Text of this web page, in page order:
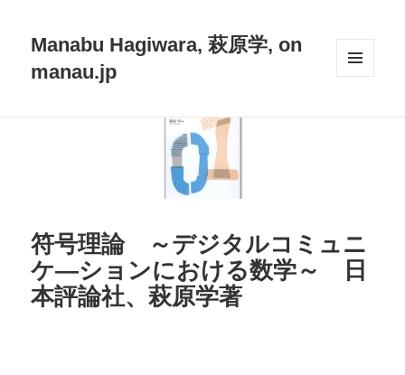
Manabu Hagiwara, 萩原学, on
manau.jp
符号理論 ～デジタルコミュニ
ケ―ションにおける数学～ 日
本評論社、萩原学著